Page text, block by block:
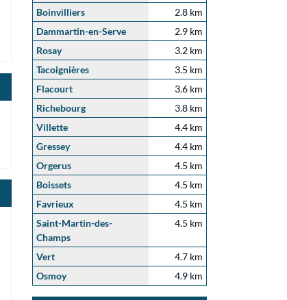
Boinvilliers
2.8 km
Dammartin-en-Serve
2.9 km
Rosay
3.2 km
Tacoignières
3.5 km
Flacourt
3.6 km
Richebourg
3.8 km
Villette
4.4 km
Gressey
4.4 km
Orgerus
4.5 km
Boissets
4.5 km
Favrieux
4.5 km
Saint-Martin-des-
Champs
4.5 km
Vert
4.7 km
Osmoy
4.9 km